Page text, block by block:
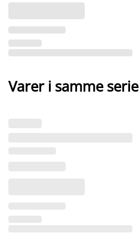
Varer i samme serie